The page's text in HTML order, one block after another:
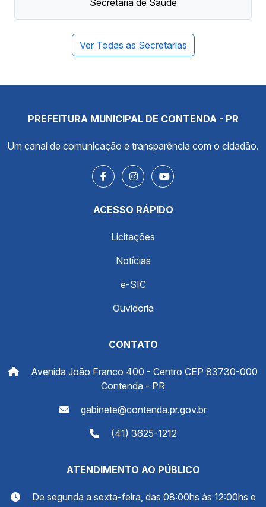
Secretaria de Saúde
Ver Todas as Secretarias
PREFEITURA MUNICIPAL DE CONTENDA - PR
Um canal de comunicação e transparência com o cidadão.
ACESSO RÁPIDO
Licitações
Notícias
e-SIC
Ouvidoria
CONTATO
Avenida João Franco 400 - Centro CEP 83730-000
Contenda - PR
gabinete@contenda.pr.gov.br
(41) 3625-1212
ATENDIMENTO AO PÚBLICO
De segunda a sexta-feira, das 08:00hs às 12:00hs e